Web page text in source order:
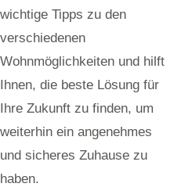
wichtige Tipps zu den
verschiedenen
Wohnmöglichkeiten und hilft
Ihnen, die beste Lösung für
Ihre Zukunft zu finden, um
weiterhin ein angenehmes
und sicheres Zuhause zu
haben.